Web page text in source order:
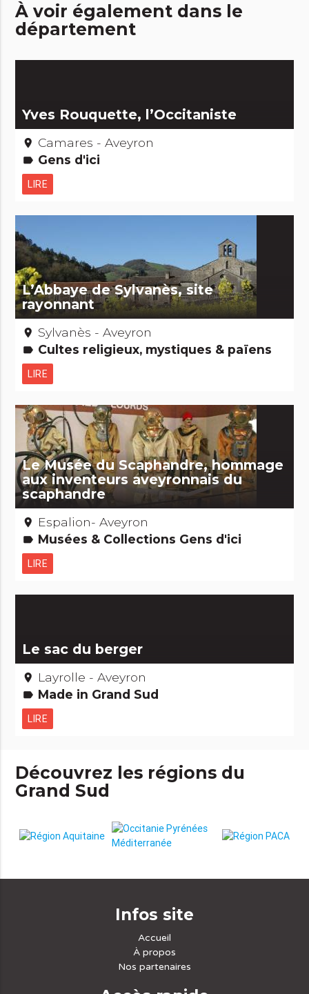
À voir également dans le
département
Yves Rouquette, l’Occitaniste
place Camares - Aveyron
label Gens d'ici
LIRE
L’Abbaye de Sylvanès, site
rayonnant
place Sylvanès - Aveyron
label Cultes religieux, mystiques & païens
LIRE
Le Musée du Scaphandre, hommage
aux inventeurs aveyronnais du
scaphandre
place Espalion- Aveyron
label Musées & Collections Gens d'ici
LIRE
Le sac du berger
place Layrolle - Aveyron
label Made in Grand Sud
LIRE
Découvrez les régions du
Grand Sud
Infos site
Accueil
À propos
Nos partenaires